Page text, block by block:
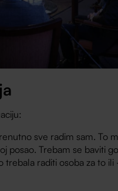
sve radim sam. To
posao. Trebam se baviti
trebala raditi osoba za to